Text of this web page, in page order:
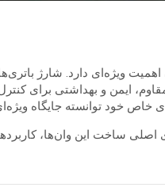
ویژه‌ای دارد. شارژ
ایمن و بهداشتی برای
خود توانسته جایگاه
اصلی ساخت این وان‌ها،